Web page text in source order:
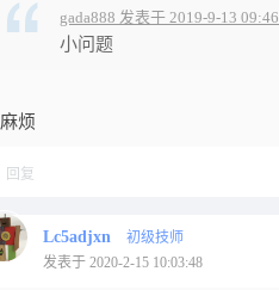
gada888 发表于 2019-9-13 09:46
小问题
烦
回复
Lc5adjxn
初级技师
发表于 2020-2-15 10:03:48